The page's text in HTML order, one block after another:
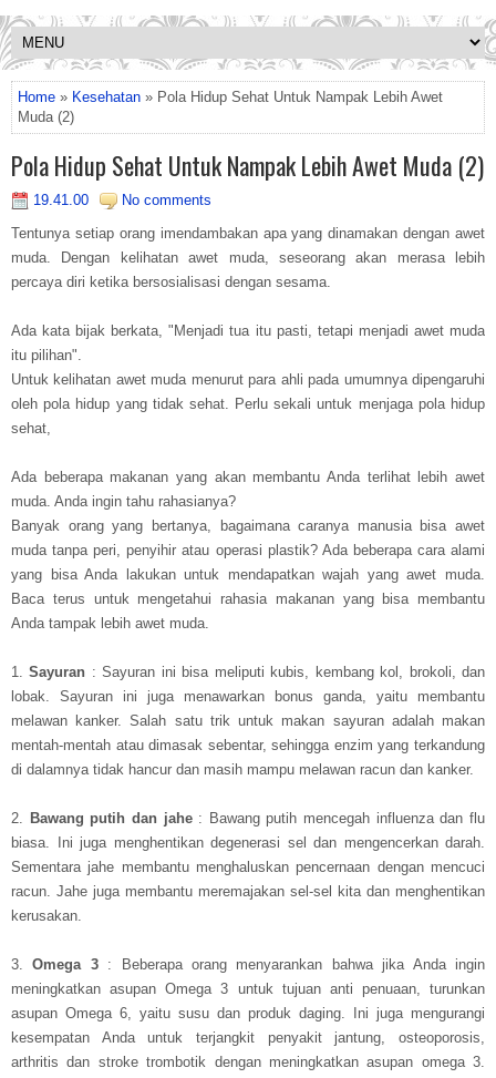
Home » Kesehatan » Pola Hidup Sehat Untuk Nampak Lebih Awet
Muda (2)
Pola Hidup Sehat Untuk Nampak Lebih Awet Muda (2)
19.41.00
No comments
Tentunya setiap orang imendambakan apa yang dinamakan dengan awet
muda. Dengan kelihatan awet muda, seseorang akan merasa lebih
percaya diri ketika bersosialisasi dengan sesama.
Ada kata bijak berkata, "Menjadi tua itu pasti, tetapi menjadi awet muda
itu pilihan".
Untuk kelihatan awet muda menurut para ahli pada umumnya dipengaruhi
oleh pola hidup yang tidak sehat. Perlu sekali untuk menjaga pola hidup
sehat,
Ada beberapa makanan yang akan membantu Anda terlihat lebih awet
muda. Anda ingin tahu rahasianya?
Banyak orang yang bertanya, bagaimana caranya manusia bisa awet
muda tanpa peri, penyihir atau operasi plastik? Ada beberapa cara alami
yang bisa Anda lakukan untuk mendapatkan wajah yang awet muda.
Baca terus untuk mengetahui rahasia makanan yang bisa membantu
Anda tampak lebih awet muda.
1.Sayuran : Sayuran ini bisa meliputi kubis, kembang kol, brokoli, dan
lobak. Sayuran ini juga menawarkan bonus ganda, yaitu membantu
melawan kanker. Salah satu trik untuk makan sayuran adalah makan
mentah-mentah atau dimasak sebentar, sehingga enzim yang terkandung
di dalamnya tidak hancur dan masih mampu melawan racun dan kanker.
2. Bawang putih dan jahe: Bawang putih mencegah influenza dan flu
biasa. Ini juga menghentikan degenerasi sel dan mengencerkan darah.
Sementara jahe membantu menghaluskan pencernaan dengan mencuci
racun. Jahe juga membantu meremajakan sel-sel kita dan menghentikan
kerusakan.
3.Omega 3: Beberapa orang menyarankan bahwa jika Anda ingin
meningkatkan asupan Omega 3 untuk tujuan anti penuaan, turunkan
asupan Omega 6, yaitu susu dan produk daging. Ini juga mengurangi
kesempatan Anda untuk terjangkit penyakit jantung, osteoporosis,
arthritis dan stroke trombotik dengan meningkatkan asupan omega 3.